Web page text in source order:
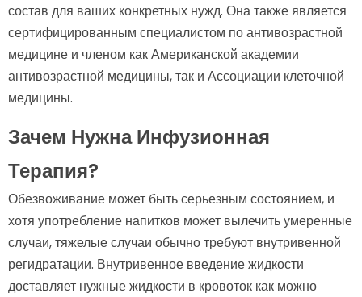
состав для ваших конкретных нужд. Она также является
сертифицированным специалистом по антивозрастной
медицине и членом как Американской академии
антивозрастной медицины, так и Ассоциации клеточной
медицины.
Зачем Нужна Инфузионная
Терапия?
Обезвоживание может быть серьезным состоянием, и
хотя употребление напитков может вылечить умеренные
случаи, тяжелые случаи обычно требуют внутривенной
регидратации. Внутривенное введение жидкости
доставляет нужные жидкости в кровоток как можно